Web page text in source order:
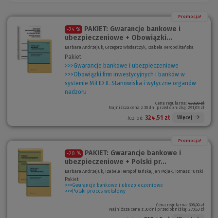
Promocja!
-24 %
PAKIET: Gwarancje bankowe i
ubezpieczeniowe + Obowiązki...
Barbara Andrzejuk, Grzegorz Włodarczyk, Izabela Heropolitańska
Pakiet:
>>>Gwarancje bankowe i ubezpieczeniowe
>>>Obowiązki firm inwestycyjnych i banków w
systemie MiFID II. Stanowiska i wytyczne organów
nadzoru
Cena regularna: 428,00 zł
Najniższa cena z 30 dni przed obniżką: 291,05 zł
Już od: 324,51 zł Więcej
Promocja!
-20 %
PAKIET: Gwarancje bankowe i
ubezpieczeniowe + Polski pr...
Barbara Andrzejuk, Izabela Heropolitańska, Jan Mojak, Tomasz Turski
Pakiet:
>>>Gwarancje bankowe i ubezpieczeniowe
>>>Polski proces wekslowy
Cena regularna: 398,00 zł
Najniższa cena z 30 dni przed obniżką: 270,63 zł